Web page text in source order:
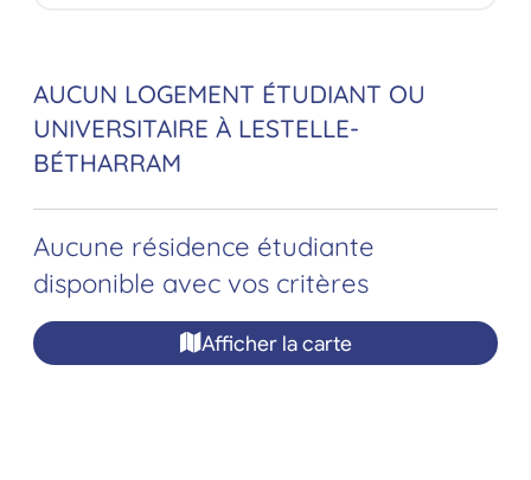
AUCUN LOGEMENT ÉTUDIANT OU
UNIVERSITAIRE À LESTELLE-
BÉTHARRAM
Aucune résidence étudiante
disponible avec vos critères
Afficher la carte